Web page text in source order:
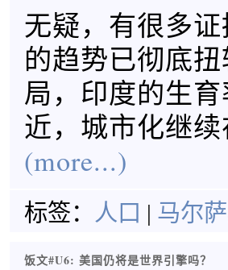
无疑，有很多
的趋势已彻底
局，印度的生
近，城市化继
(more...)
标签： 人口 | 马尔
饭文#U6: 美国仍将是世界引擎吗？